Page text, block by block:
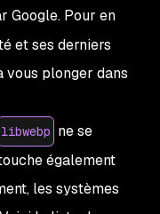
Google. Pour en
et ses derniers
vous plonger dans
libwebp ne se
également
les systèmes